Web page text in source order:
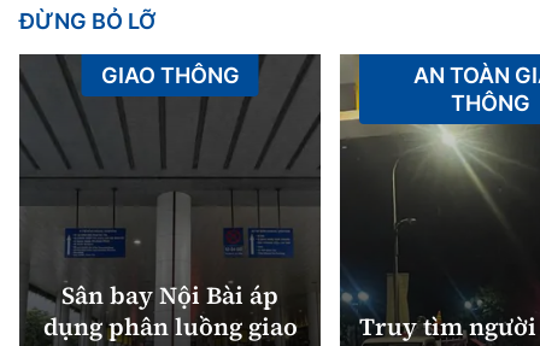
ĐỪNG BỎ LỠ
Sân bay Nội Bài áp
dụng phân luồng giao
GIAO THÔNG
Truy tìm
AN TOÀN
THÔNG